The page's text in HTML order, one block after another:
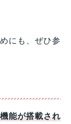
にも、ぜひ参
能が搭載され